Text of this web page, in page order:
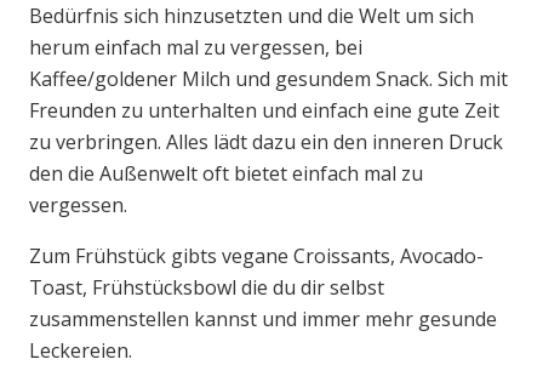
Bedürfnis sich hinzusetzten und die Welt um sich
herum einfach mal zu vergessen, bei
Kaffee/goldener Milch und gesundem Snack. Sich mit
Freunden zu unterhalten und einfach eine gute Zeit
zu verbringen. Alles lädt dazu ein den inneren Druck
den die Außenwelt oft bietet einfach mal zu
vergessen.
Zum Frühstück gibts vegane Croissants, Avocado-
Toast, Frühstücksbowl die du dir selbst
zusammenstellen kannst und immer mehr gesunde
Leckereien.